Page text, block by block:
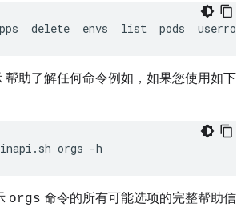
delete  envs  list  pods
帮助了解任何命令例如，如果您使用如下
orgs -h
orgs 命令的所有可能选项的完整帮助信